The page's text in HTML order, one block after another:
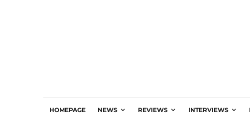
HOMEPAGE NEWS REVIEWS INTERVIEWS